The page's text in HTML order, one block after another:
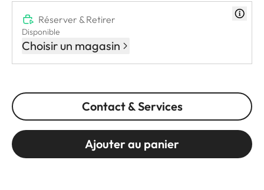
Réserver & Retirer
Disponible
Choisir un magasin
Contact & Services
Ajouter au panier